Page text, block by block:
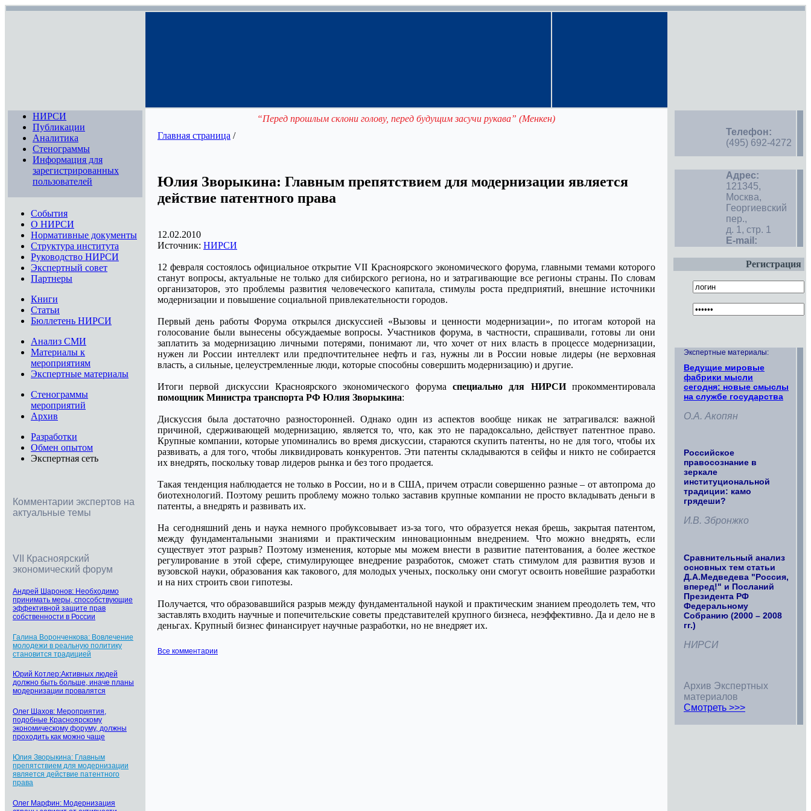
НИРСИ
Публикации
Аналитика
Стенограммы
Информация для
зарегистрированных
пользователей
События
О НИРСИ
Нормативные документы
Структура института
Руководство НИРСИ
Экспертный совет
Партнеры
Книги
Статьи
Бюллетень НИРСИ
Анализ СМИ
Материалы к
мероприятиям
Экспертные материалы
Стенограммы
мероприятий
Архив
Разработки
Обмен опытом
Экспертная сеть
Комментарии экспертов на
актуальные темы
VII Красноярский
экономический форум
Андрей Шаронов: Необходимо
принимать меры, способствующие
эффективной защите прав
собственности в России
Галина Воронченкова: Вовлечение
молодежи в реальную политику
становится традицией
Юрий Котлер:Активных людей
должно быть больше, иначе планы
модернизации провалятся
Олег Шахов: Мероприятия,
подобные Красноярскому
экономическому форуму, должны
проходить как можно чаще
Юлия Зворыкина: Главным
препятствием для модернизации
является действие патентного
права
Олег Марфин: Модернизация
“Перед прошлым склони голову, перед будущим засучи рукава” (Менкен)
Главная страница /
Юлия Зворыкина: Главным препятствием для модернизации является
действие патентного права
12.02.2010
Источник: НИРСИ
12 февраля состоялось официальное открытие VII Красноярского экономического форума, главными темами которого
станут вопросы, актуальные не только для сибирского региона, но и затрагивающие все регионы страны. По словам
организаторов, это проблемы развития человеческого капитала, стимулы роста предприятий, внешние источники
модернизации и повышение социальной привлекательности городов.
Первый день работы Форума открылся дискуссией «Вызовы и ценности модернизации», по итогам которой на
голосование были вынесены обсуждаемые вопросы. Участников форума, в частности, спрашивали, готовы ли они
заплатить за модернизацию личными потерями, понимают ли, что хочет от них власть в процессе модернизации,
нужен ли России интеллект или предпочтительнее нефть и газ, нужны ли в России новые лидеры (не верховная
власть, а сильные, целеустремленные люди, которые способны совершить модернизацию) и другие.
Итоги первой дискуссии Красноярского экономического форума специально для НИРСИпрокомментировала
помощник Министра транспорта РФ Юлия Зворыкина:
Дискуссия была достаточно разносторонней. Однако один из аспектов вообще никак не затрагивался: важной
причиной, сдерживающей модернизацию, является то, что, как это не парадоксально, действует патентное право.
Крупные компании, которые упоминались во время дискуссии, стараются скупить патенты, но не для того, чтобы их
развивать, а для того, чтобы ликвидировать конкурентов. Эти патенты складываются в сейфы и никто не собирается
их внедрять, поскольку товар лидеров рынка и без того продается.
Такая тенденция наблюдается не только в России, но и в США, причем отрасли совершенно разные – от автопрома до
биотехнологий. Поэтому решить проблему можно только заставив крупные компании не просто вкладывать деньги в
патенты, а внедрять и развивать их.
На сегодняшний день и наука немного пробуксовывает из-за того, что образуется некая брешь, закрытая патентом,
между фундаментальными знаниями и практическим инновационным внедрением. Что можно внедрять, если
существует этот разрыв? Поэтому изменения, которые мы можем внести в развитие патентования, а более жесткое
регулирование в этой сфере, стимулирующее внедрение разработок, сможет стать стимулом для развития вузов и
вузовской науки, образования как такового, для молодых ученых, поскольку они смогут освоить новейшие разработки
и на них строить свои гипотезы.
Получается, что образовавшийся разрыв между фундаментальной наукой и практическим знанием преодолеть тем, что
заставлять входить научные и попечительские советы представителей крупного бизнеса, неэффективно. Да и дело не в
деньгах. Крупный бизнес финансирует научные разработки, но не внедряет их.
Все комментарии
Телефон:
(495) 692-4272
Адрес:
121345,
Москва,
Георгиевский
пер.,
д. 1, стр. 1
E-mail:
Регистрация
Экспертные материалы:
Ведущие мировые
фабрики мысли
сегодня: новые смыслы
на службе государства
О.А. Акопян
Российское
правосознание в
зеркале
институциональной
традиции: камо
грядеши?
И.В. Збронжко
Сравнительный анализ
основных тем статьи
Д.А.Медведева "Россия,
вперед!" и Посланий
Президента РФ
Федеральному
Собранию (2000 – 2008
гг.)
НИРСИ
Архив Экспертных
материалов
Смотреть >>>